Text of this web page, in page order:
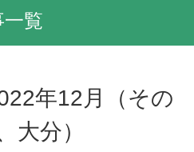
一覧
年12月（その
大分）